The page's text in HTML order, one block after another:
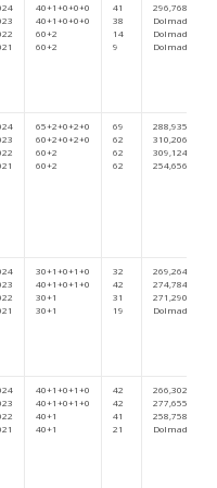
40+1+0+0+0
40+1+0+0+0
60+2
60+2
41
38
14
9
296,76894
Dolmadı
Dolmadı
Dolmadı
65+2+0+2+0
60+2+0+2+0
60+2
60+2
69
62
62
62
288,93534
310,20644
309,12408
254,65676
30+1+0+1+0
40+1+0+1+0
30+1
30+1
32
42
31
19
269,26441
274,78433
271,29008
Dolmadı
40+1+0+1+0
40+1+0+1+0
40+1
40+1
42
42
41
21
266,30204
277,65510
258,75856
Dolmadı